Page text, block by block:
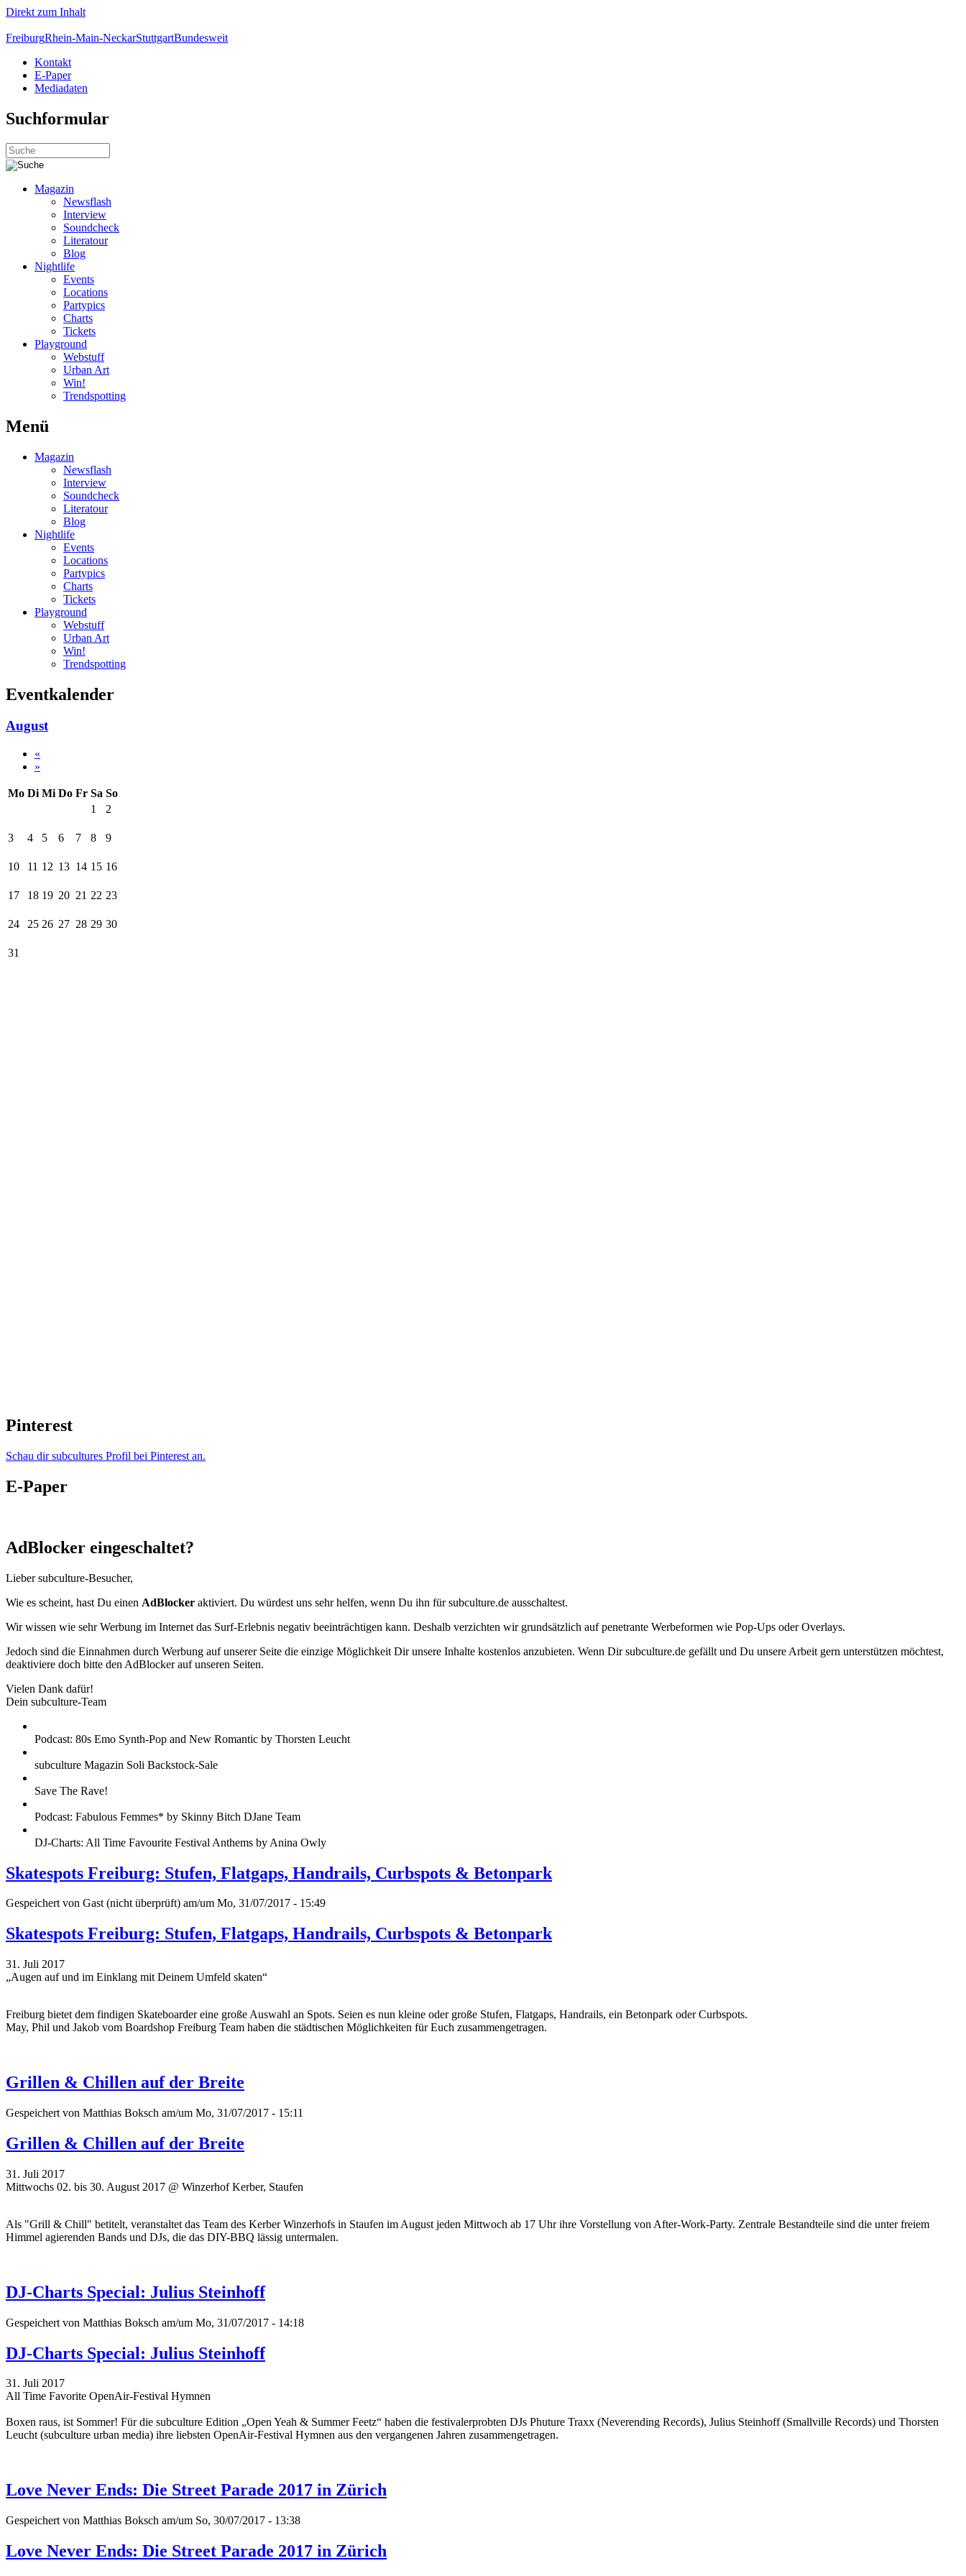
Direkt zum Inhalt
FreiburgRhein-Main-NeckarStuttgartBundesweit
Kontakt
E-Paper
Mediadaten
Suchformular
Magazin
Newsflash
Interview
Soundcheck
Literatour
Blog
Nightlife
Events
Locations
Partypics
Charts
Tickets
Playground
Webstuff
Urban Art
Win!
Trendspotting
Menü
Magazin
Newsflash
Interview
Soundcheck
Literatour
Blog
Nightlife
Events
Locations
Partypics
Charts
Tickets
Playground
Webstuff
Urban Art
Win!
Trendspotting
Eventkalender
August
«
»
Mo Di Mi Do Fr Sa So
1
2
3 4 5 6 7 8 9
10 11 12 13 14 15 16
17 18 19 20 21 22 23
24 25 26 27 28 29 30
31
Pinterest
Schau dir subcultures Profil bei Pinterest an.
E-Paper
AdBlocker eingeschaltet?
Lieber subculture-Besucher,
Wie es scheint, hast Du einen AdBlocker aktiviert. Du würdest uns sehr helfen, wenn Du ihn für subculture.de ausschaltest.
Wir wissen wie sehr Werbung im Internet das Surf-Erlebnis negativ beeinträchtigen kann. Deshalb verzichten wir grundsätzlich auf penetrante Werbeformen wie Pop-Ups oder Overlays.
Jedoch sind die Einnahmen durch Werbung auf unserer Seite die einzige Möglichkeit Dir unsere Inhalte kostenlos anzubieten. Wenn Dir subculture.de gefällt und Du unsere Arbeit gern unterstützen möchtest,
deaktiviere doch bitte den AdBlocker auf unseren Seiten.
Vielen Dank dafür!
Dein subculture-Team
Podcast: 80s Emo Synth-Pop and New Romantic by Thorsten Leucht
subculture Magazin Soli Backstock-Sale
Save The Rave!
Podcast: Fabulous Femmes* by Skinny Bitch DJane Team
DJ-Charts: All Time Favourite Festival Anthems by Anina Owly
Skatespots Freiburg: Stufen, Flatgaps, Handrails, Curbspots & Betonpark
Gespeichert von Gast (nicht überprüft) am/um Mo, 31/07/2017 - 15:49
Skatespots Freiburg: Stufen, Flatgaps, Handrails, Curbspots & Betonpark
31. Juli 2017
„Augen auf und im Einklang mit Deinem Umfeld skaten“
Freiburg bietet dem findigen Skateboarder eine große Auswahl an Spots. Seien es nun kleine oder große Stufen, Flatgaps, Handrails, ein Betonpark oder Curbspots.
May, Phil und Jakob vom Boardshop Freiburg Team haben die städtischen Möglichkeiten für Euch zusammengetragen.
Grillen & Chillen auf der Breite
Gespeichert von Matthias Boksch am/um Mo, 31/07/2017 - 15:11
Grillen & Chillen auf der Breite
31. Juli 2017
Mittwochs 02. bis 30. August 2017 @ Winzerhof Kerber, Staufen
Als "Grill & Chill" betitelt, veranstaltet das Team des KerberWinzerhofs in Staufen im August jeden Mittwoch ab 17 Uhr ihre Vorstellung von After-Work-Party. Zentrale Bestandteile sind die unter freiem
Himmel agierenden Bands und DJs, die das DIY-BBQ lässig untermalen.
DJ-Charts Special: Julius Steinhoff
Gespeichert von Matthias Boksch am/um Mo, 31/07/2017 - 14:18
DJ-Charts Special: Julius Steinhoff
31. Juli 2017
All Time Favorite OpenAir-Festival Hymnen
Boxen raus, ist Sommer! Für die subculture Edition „Open Yeah & Summer Feetz“ haben die festivalerprobten DJs Phuture Traxx (Neverending Records), Julius Steinhoff (Smallville Records) und Thorsten
Leucht (subculture urban media) ihre liebsten OpenAir-Festival Hymnen aus den vergangenen Jahren zusammengetragen.
Love Never Ends: Die Street Parade 2017 in Zürich
Gespeichert von Matthias Boksch am/um So, 30/07/2017 - 13:38
Love Never Ends: Die Street Parade 2017 in Zürich